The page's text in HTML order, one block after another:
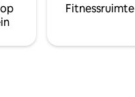
Fitnessruimte